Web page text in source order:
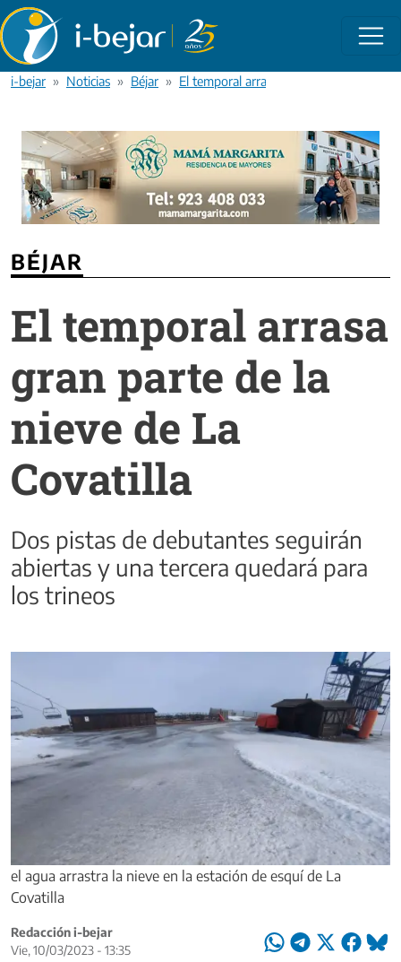
Pasar al contenido principal
i-bejar Noticias Béjar El temporal arrasa gran parte de la
BÉJAR
El temporal arrasa
gran parte de la
nieve de La
Covatilla
Dos pistas de debutantes seguirán
abiertas y una tercera quedará para
los trineos
el agua arrastra la nieve en la estación de esquí de La
Covatilla
Redacción i-bejar
Vie, 10/03/2023 - 13:35